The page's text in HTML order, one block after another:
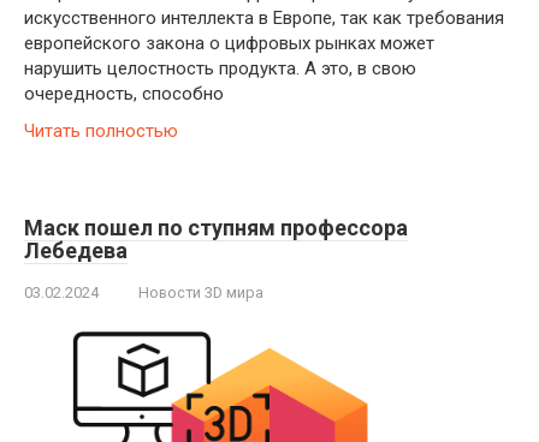
искусственного интеллекта в Европе, так как требования
европейского закона о цифровых рынках может
нарушить целостность продукта. А это, в свою
очередность, способно
Читать полностью
Маск пошел по ступням профессора
Лебедева
03.02.2024 Новости 3D мира